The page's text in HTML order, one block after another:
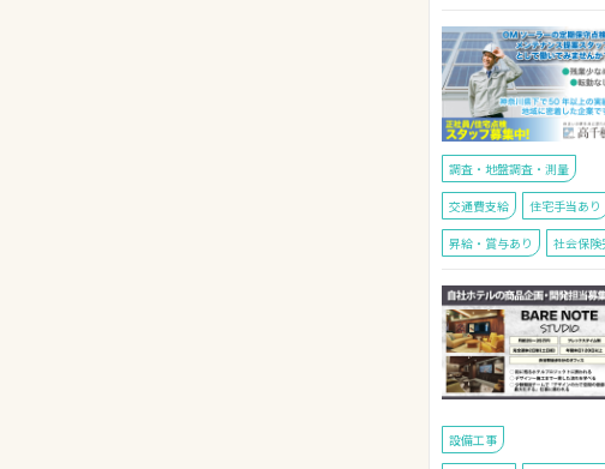
調査・地盤調査・測量
交通費支給 住宅手当あり
昇給・賞与あり 社会保険
設備工事